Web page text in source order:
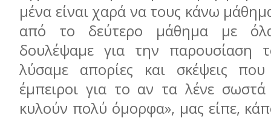
μένα είναι χαρά να τους κάνω
από το δεύτερο μάθημα με
δουλέψαμε για την παρουσίαση
λύσαμε απορίες και σκέψεις που
έμπειροι για το αν τα λένε σωστά
κυλούν πολύ όμορφα», μας είπε,